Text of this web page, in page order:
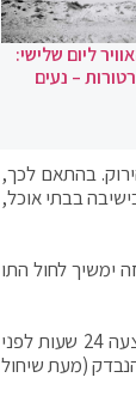
ליום שלישי:
– נעים
בהתאם לכך,
בבתי אוכל,
ימשיך לחול התו
החל מיום ראשון הקרוב אדם שלא התחסן יורשה להיכנס למתחמים בתו ירוק רק באמצעות הצגת בדיקה מהירה שבוצעה 24 שעות לפני
הנבדק (מעת שיחול